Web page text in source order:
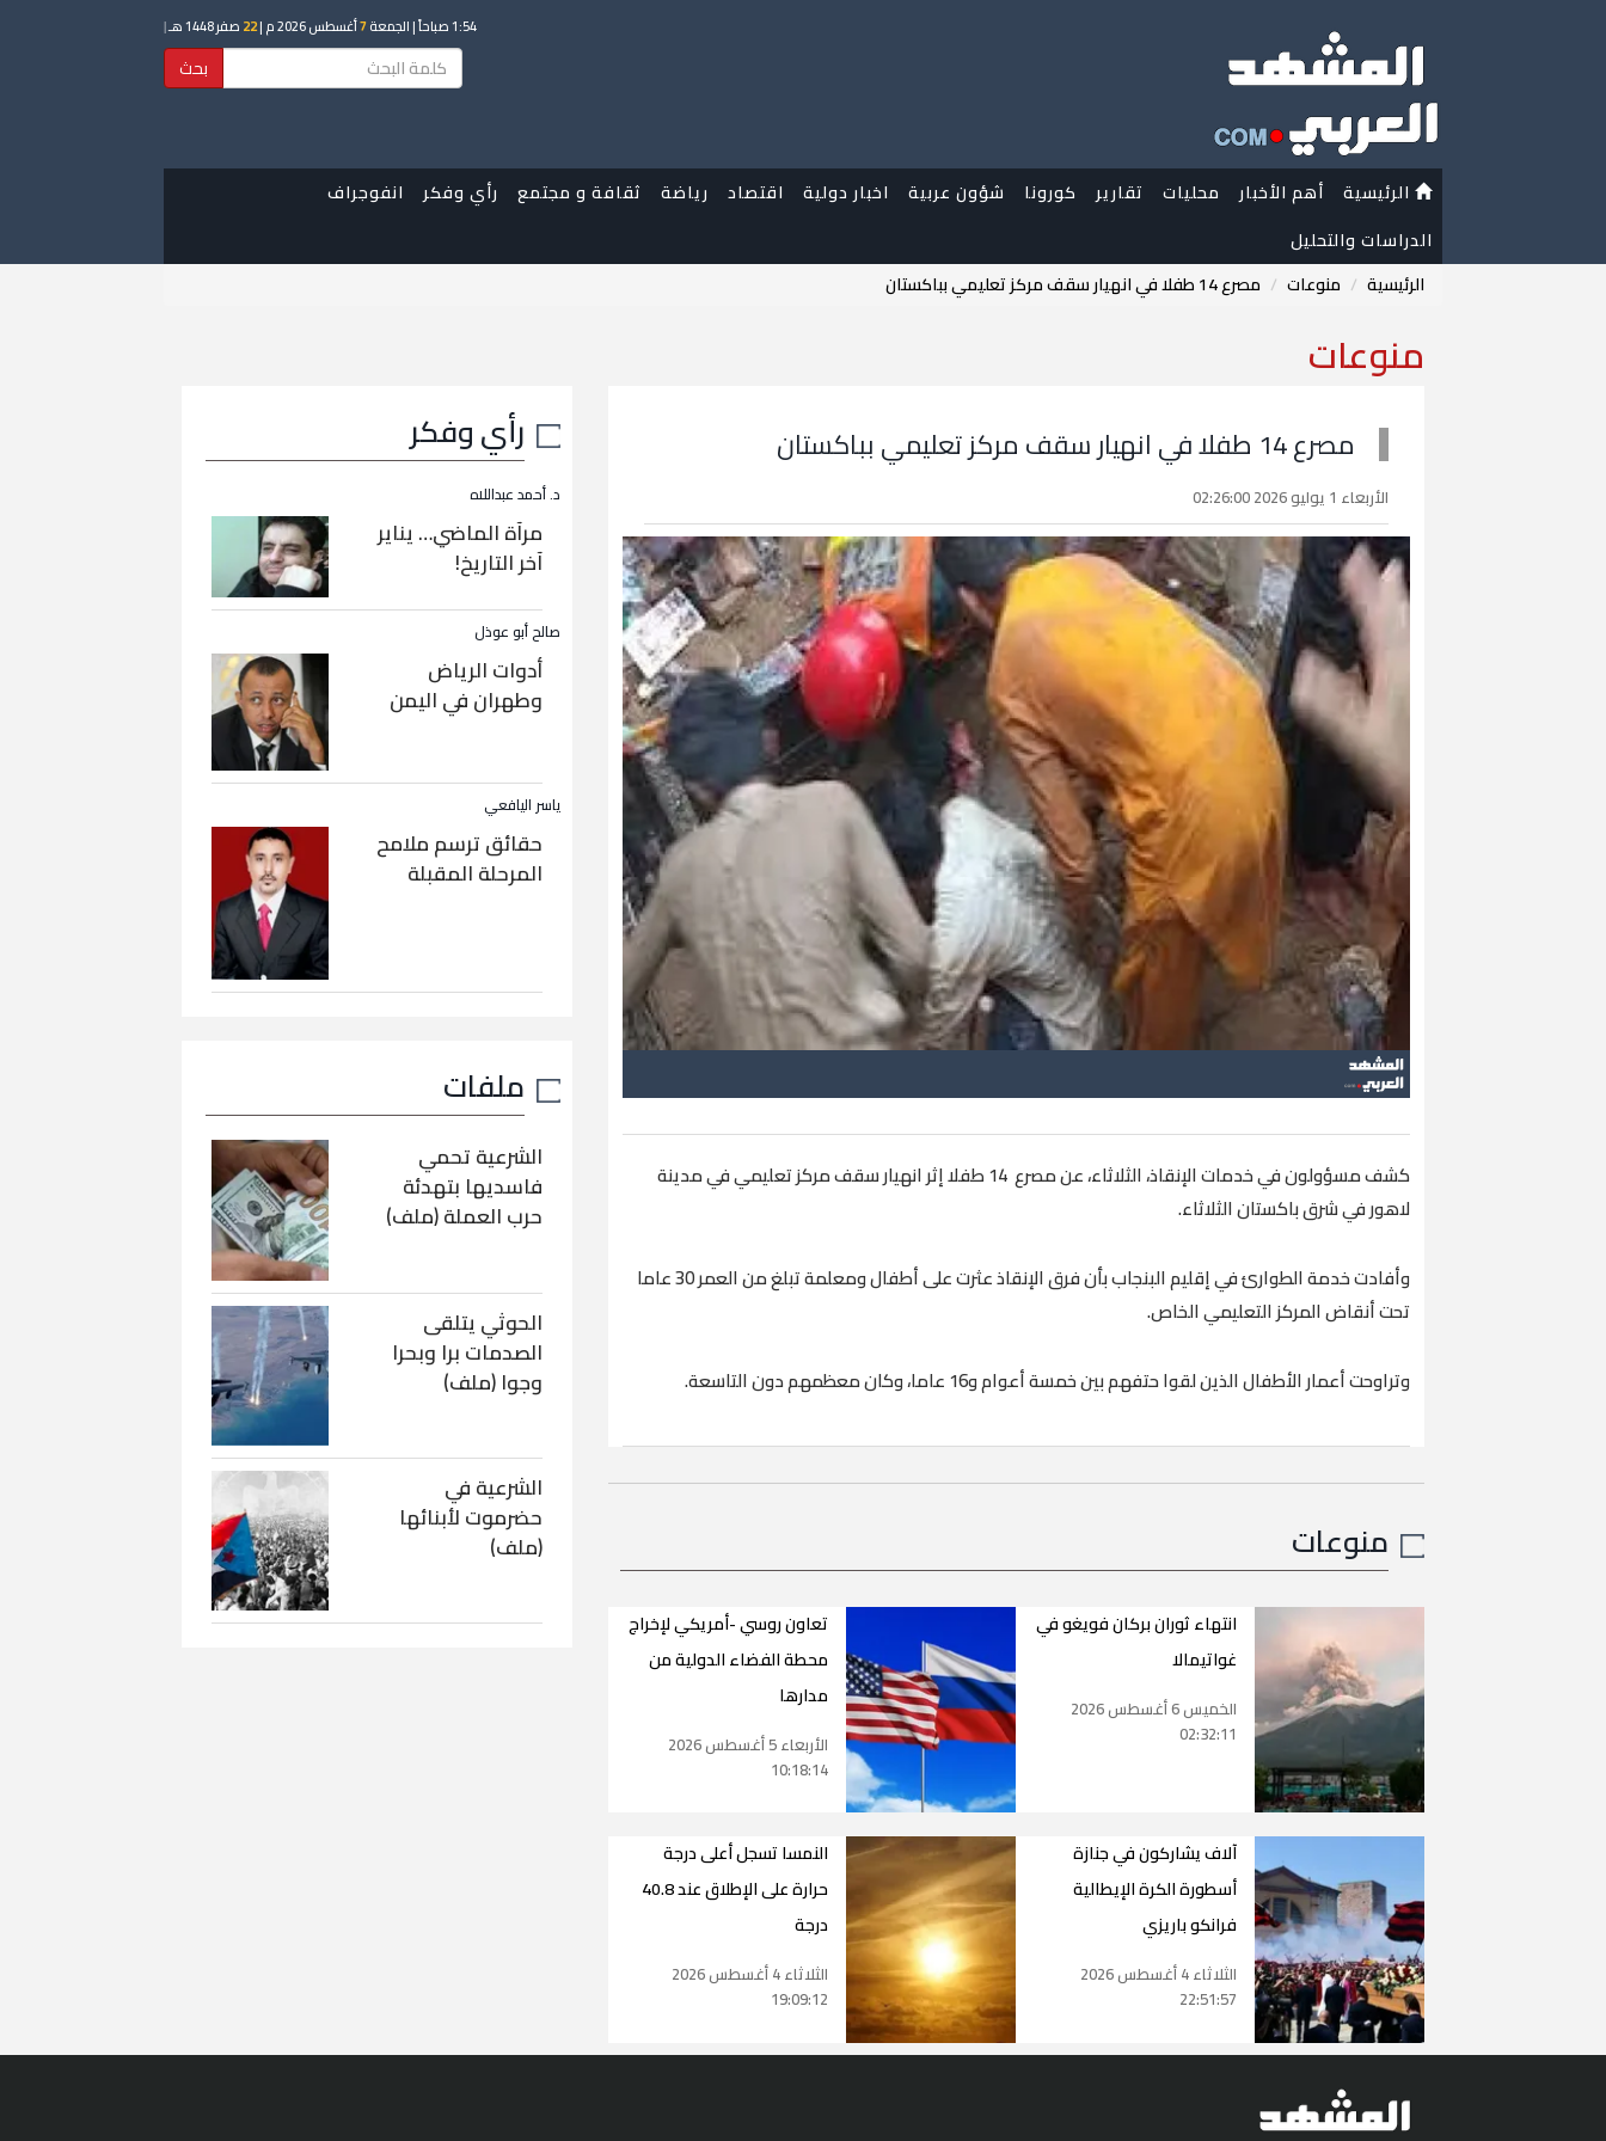
1:54 صباحاً | الجمعة7أغسطس 2026 م | 22 صفر 1448 هـ |
بحث
الرئيسية أهم الأخبار محليات تقارير كورونا شؤون عربية اخبار دولية اقتصاد رياضة ثقافة و مجتمع رأي وفكر
انفوجراف
الدراسات والتحليل
الرئيسية
منوعات مصرع 14 طفلا في انهيار سقف مركز تعليمي بباكستان
منوعات
مصرع 14 طفلا في انهيار سقف مركز تعليمي بباكستان
الأربعاء 1 يوليو 2026 02:26:00
كشف مسؤولون في خدمات الإنقاذ، الثلاثاء، عن مصرع 14 طفلا إثر انهيار سقف مركز ⁠تعليمي في مدينة
لاهور في شرق باكستان الثلاثاء.
وأفادت خدمة الطوارئ في إقليم البنجاب بأن ‌فرق الإنقاذ عثرت على أطفال ومعلمة تبلغ من العمر 30 عاما
تحت ‌أنقاض المركز ‌التعليمي الخاص.
وتراوحت أعمار الأطفال الذين لقوا حتفهم بين خمسة أعوام و16 عاما، وكان معظمهم دون التاسعة. ‌
منوعات
انتهاء ثوران بركان فويغو في
غواتيمالا
الخميس 6 أغسطس 2026
02:32:11
تعاون روسي -أمريكي لإخراج
محطة الفضاء الدولية من
مدارها
الأربعاء 5 أغسطس 2026
10:18:14
آلاف يشاركون في جنازة
أسطورة الكرة الإيطالية
فرانكو باريزي
الثلاثاء 4 أغسطس 2026
22:51:57
النمسا تسجل أعلى درجة
حرارة على الإطلاق عند 40.8
درجة
الثلاثاء 4 أغسطس 2026
19:09:12
رأي وفكر
د. أحمد عبداللاه
مرآة الماضي… يناير
آخر التاريخ!
صالح أبو عوذل
أدوات الرياض
وطهران في اليمن
ياسر اليافعي
حقائق ترسم ملامح
المرحلة المقبلة
ملفات
الشرعية تحمي
فاسديها بتهدئة
حرب العملة (ملف)
الحوثي يتلقى
الصدمات برا وبحرا
وجوا (ملف)
الشرعية في
حضرموت لأبنائها
(ملف)